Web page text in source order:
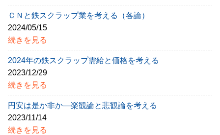
ＣＮと鉄スクラップ業を考える（各論）
2024/05/15
続きを見る
2024年の鉄スクラップ需給と価格を考える
2023/12/29
続きを見る
円安は是か非か―楽観論と悲観論を考える
2023/11/14
続きを見る